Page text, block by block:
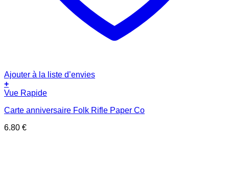
Ajouter à la liste d’envies
+
Vue Rapide
Carte anniversaire Folk Rifle Paper Co
6.80 €